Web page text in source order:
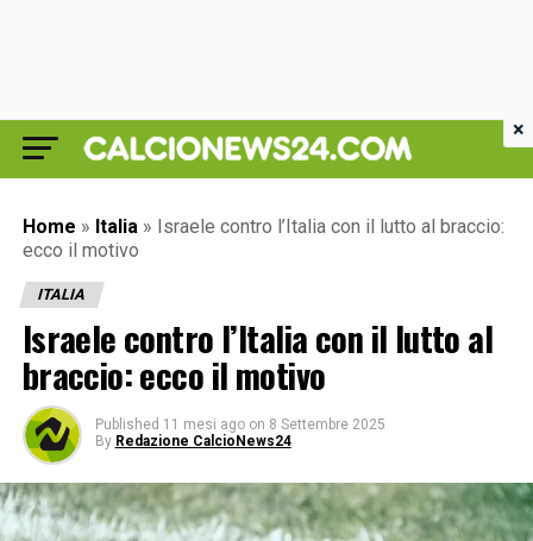
Home » Italia » Israele contro l’Italia con il lutto al braccio:
ecco il motivo
ITALIA
Israele contro l’Italia con il lutto al
braccio: ecco il motivo
Published 11 mesi ago on 8 Settembre 2025
By Redazione CalcioNews24
×